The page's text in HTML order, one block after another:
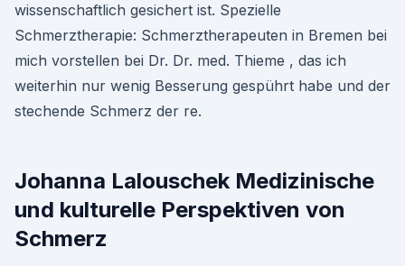
wissenschaftlich gesichert ist. Spezielle
Schmerztherapie: Schmerztherapeuten in Bremen bei
mich vorstellen bei Dr. Dr. med. Thieme , das ich
weiterhin nur wenig Besserung gespührt habe und der
stechende Schmerz der re.
Johanna Lalouschek Medizinische
und kulturelle Perspektiven von
Schmerz